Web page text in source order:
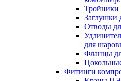
Тройники
Заглушки
Отводы
для
Фланцы
Фитинги